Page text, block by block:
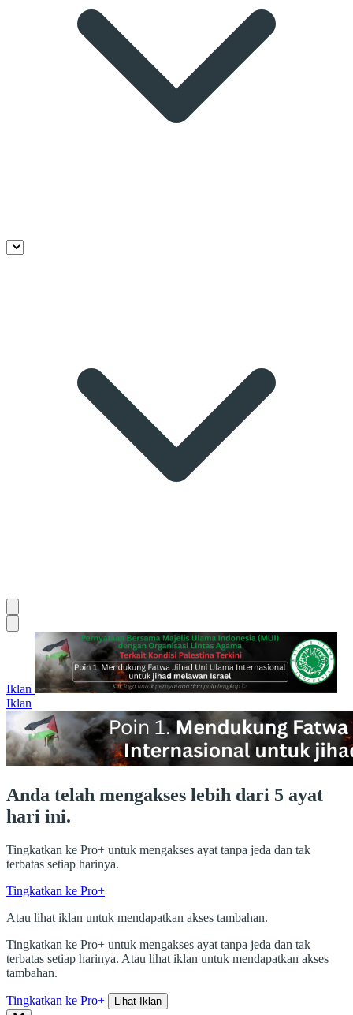
Iklan
Iklan
Anda telah mengakses lebih dari 5 ayat
hari ini.
Tingkatkan ke Pro+ untuk mengakses ayat tanpa jeda dan tak
terbatas setiap harinya.
Tingkatkan ke Pro+
Atau lihat iklan untuk mendapatkan akses tambahan.
Tingkatkan ke Pro+ untuk mengakses ayat tanpa jeda dan tak
terbatas setiap harinya. Atau lihat iklan untuk mendapatkan akses
tambahan.
Tingkatkan ke Pro+ Lihat Iklan